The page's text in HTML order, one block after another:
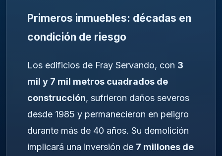
Primeros inmuebles: décadas en
condición de riesgo
Los edificios de Fray Servando, con 3
mil y 7 mil metros cuadrados de
construcción, sufrieron daños severos
desde 1985 y permanecieron en peligro
durante más de 40 años. Su demolición
implicará una inversión de 7 millones de